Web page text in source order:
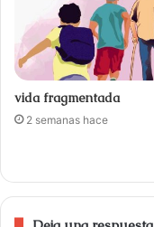
vida fragmentada
2 semanas hace